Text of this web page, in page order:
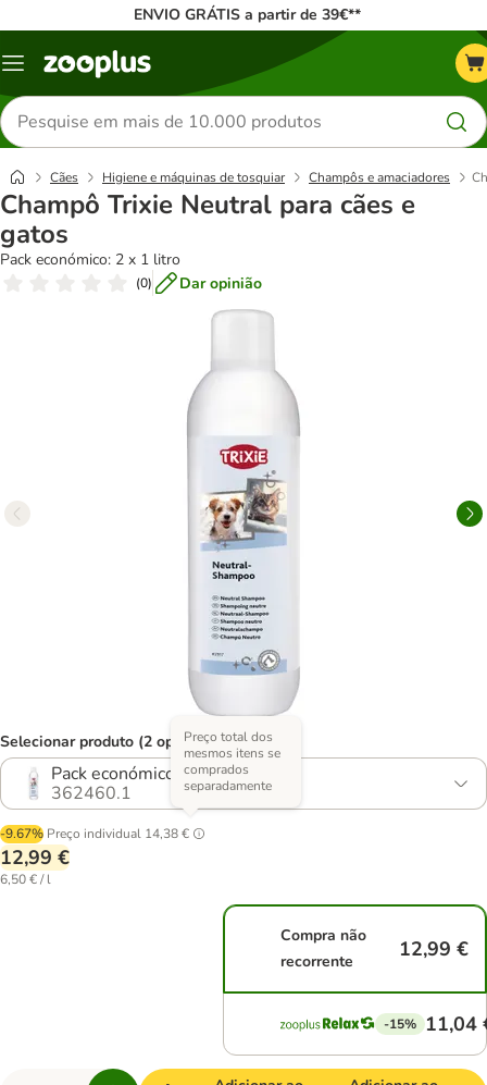
ENVIO GRÁTIS a partir de 39€**
Menu
Pesquisar
produtos
Cães Higiene e máquinas de tosquiar Champôs e amaciadores
Champô Trixie Neutral para cães e
gatos
Pack económico: 2 x 1 litro
(0) Dar opinião
Selecionar produto (2 opções)
Pack económico: 2 x 1 litro
362460.1
-9.67% Preço individual 14,38 €
Preço total dos
mesmos itens se
comprados
separadamente
12,99 €
6,50 € / l
Compra não
recorrente
12,99 €
-15% 11,04